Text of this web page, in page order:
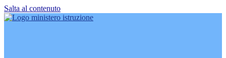
Salta al contenuto